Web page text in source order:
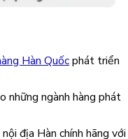
Hàn Quốcphát triển
những ngành hàng phát
địa Hàn chính hãng với